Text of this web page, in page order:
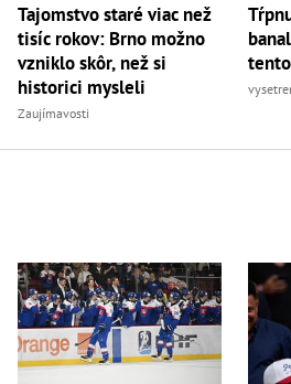
Tajomstvo staré viac než
tisíc rokov: Brno možno
vzniklo skôr, než si
historici mysleli
Zaujímavosti